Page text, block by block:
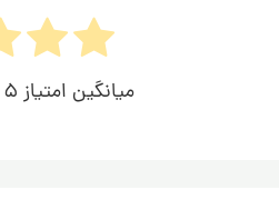
میانگین امتیاز 5